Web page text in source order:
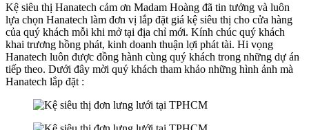
Kệ siêu thị Hanatech cảm ơn Madam Hoàng đã tin tưởng và luôn
lựa chọn Hanatech làm đơn vị lắp đặt giá kệ siêu thị cho cửa hàng
của quý khách mỗi khi mở tại địa chỉ mới. Kính chúc quý khách
khai trương hồng phát, kinh doanh thuận lợi phát tài. Hi vọng
Hanatech luôn được đồng hành cùng quý khách trong những dự án
tiếp theo. Dưới đây mời quý khách tham khảo những hình ảnh mà
Hanatech lắp đặt :